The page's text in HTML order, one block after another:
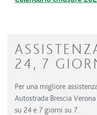
24, 7
Per una migliore
Autostrada Brescia
su 24 e 7 giorni su 7.